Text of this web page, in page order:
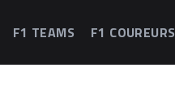
F1 TEAMS F1 COUREURS